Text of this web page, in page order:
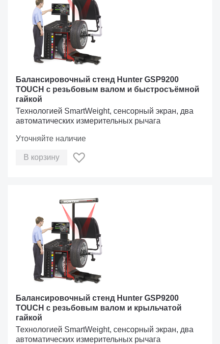
Балансировочный стенд Hunter GSP9200
TOUCH с резьбовым валом и быстросъёмной
гайкой
Технологией SmartWeight, сенсорный экран, два
автоматических измерительных рычага
Уточняйте наличие
В корзину
Балансировочный стенд Hunter GSP9200
TOUCH с резьбовым валом и крыльчатой
гайкой
Технологией SmartWeight, сенсорный экран, два
автоматических измерительных рычага